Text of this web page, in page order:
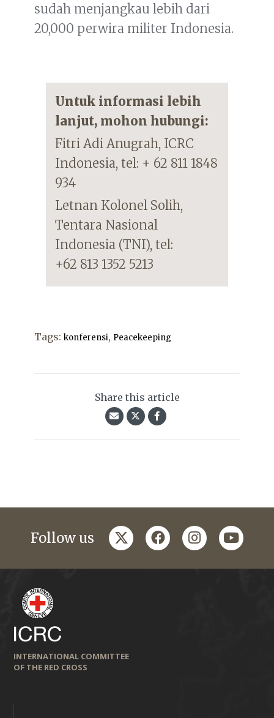
sudah menjangkau lebih dari
20,000 perwira militer Indonesia.
Untuk informasi lebih
lanjut, mohon hubungi:
Fitri Adi Anugrah, ICRC
Indonesia, tel: + 62 811 1848
934
Letnan Kolonel Solih,
Tentara Nasional
Indonesia (TNI), tel:
+62 813 1352 5213
Tags: konferensi, Peacekeeping
Share this article
Follow us twitterfacebookinstagramyoutube
INTERNATIONAL COMMITTEE
OF THE RED CROSS